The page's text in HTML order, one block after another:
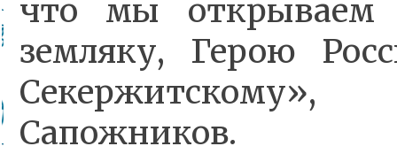
что мы открываем
земляку, Герою
Сапожников.